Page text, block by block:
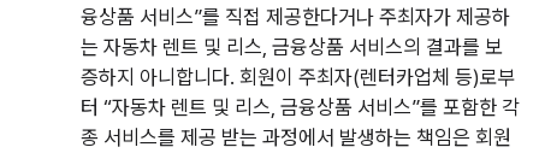
융상품 서비스”를 직접 제공한다거나 주최자가 제공하
는 자동차 렌트 및 리스, 금융상품 서비스의 결과를 보
증하지 아니합니다. 회원이 주최자(렌터카업체 등)로부
터 “자동차 렌트 및 리스, 금융상품 서비스”를 포함한 각
종 서비스를 제공 받는 과정에서 발생하는 책임은 회원